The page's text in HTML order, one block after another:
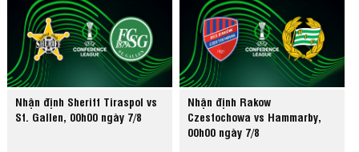
Nhận định Sheriff Tiraspol vs
St. Gallen, 00h00 ngày 7/8
Nhận định Rakow
Czestochowa vs Hammarby,
00h00 ngày 7/8